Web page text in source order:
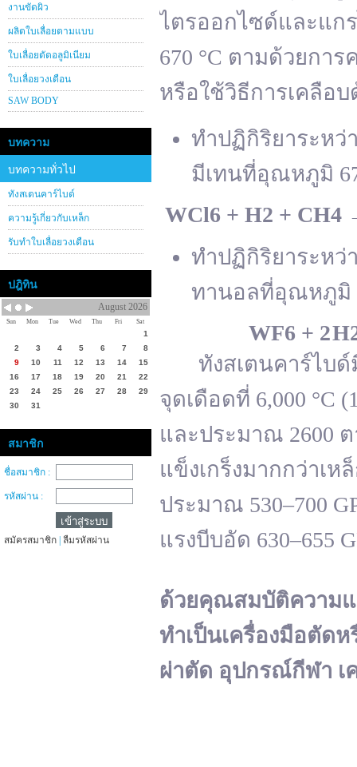
งานขัดผิว
ผลิตใบเลื่อยตามแบบ
ใบเลื่อยตัดอลูมิเนียม
ใบเลื่อยวงเดือน
SAW BODY
บทความ
บทความทั่วไป
ทังสเตนคาร์ไบด์
ความรู้เกี่ยวกับเหล็ก
รับทำใบเลื่อยวงเดือน
ปฎิทิน
August 2026
Sun Mon Tue Wed Thu Fri Sat
1
2
3 4 5 6 7
8
9
10 11 12 13 14
15
16
17 18 19 20 21
22
23
24 25 26 27 28
29
30
31
สมาชิก
ชื่อสมาชิก :
รหัสผ่าน :
สมัครสมาชิก ลืมรหัสผ่าน
ไตรออกไซด์และแก
670 °C ตามด้วยกา
หรือใช้วิธีการเคลือบ
ทำปฏิกิริยาระหว่
มีเทนที่อุณหภูมิ
WCl6 + H2 + CH4
ทำปฏิกิริยาระหว่
ทานอลที่อุณหภูมิ
WF6 + 2 H
ทังสเตนคาร์ไบด์มี
จุดเดือดที่ 6,000 °C
และประมาณ 2600
แข็งเกร็งมากกว่าเ
ประมาณ 530–700
แรงบีบอัด 630–655
ด้วยคุณสมบัติความแ
ทำเป็นเครื่องมือตัดห
ผ่าตัด อุปกรณ์กีฬา เ